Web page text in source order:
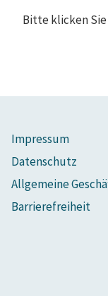
Bitte klicken Sie
Impressum
Datenschutz
Allgemeine
Barrierefreiheit